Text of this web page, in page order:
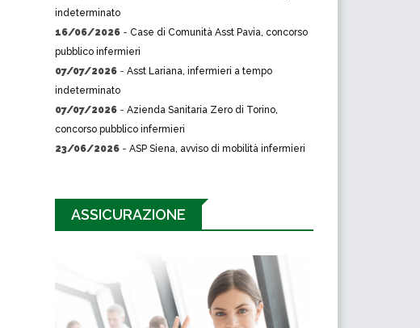
indeterminato
16/06/2026 - Case di Comunità Asst Pavia, concorso
pubblico infermieri
07/07/2026 - Asst Lariana, infermieri a tempo
indeterminato
07/07/2026 - Azienda Sanitaria Zero di Torino,
concorso pubblico infermieri
23/06/2026 - ASP Siena, avviso di mobilità infermieri
ASSICURAZIONE